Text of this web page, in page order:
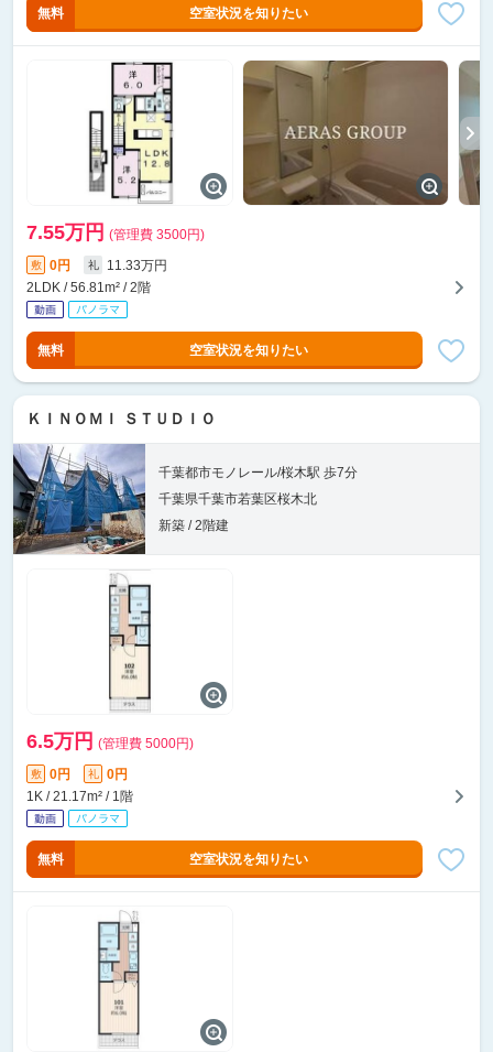
無料 空室状況を知りたい
7.55万円 (管理費 3500円)
敷 0円 礼
11.33万円
2LDK / 56.81m² / 2階
無料 空室状況を知りたい
ＫＩＮＯＭＩ ＳＴＵＤＩＯ
千葉都市モノレール/桜木駅 歩7分
千葉県千葉市若葉区桜木北
新築 / 2階建
6.5万円 (管理費 5000円)
敷 0円 礼
0円
1K / 21.17m² / 1階
無料 空室状況を知りたい